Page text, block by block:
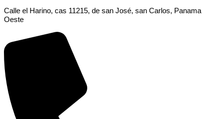
Calle el Harino, cas 11215, de san José, san Carlos, Panama
Oeste